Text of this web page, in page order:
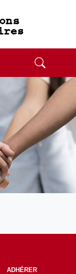
ADHÉRER